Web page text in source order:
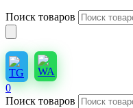
Поиск товаров
0
Поиск товаров